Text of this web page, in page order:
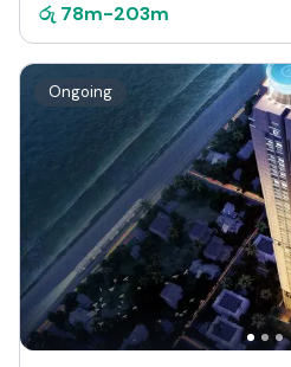
රු 78m-203m
Ongoing